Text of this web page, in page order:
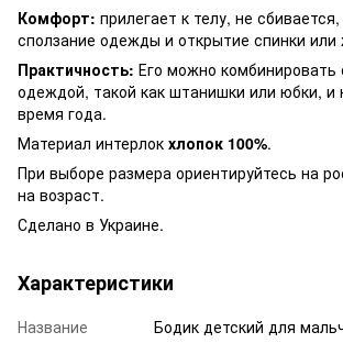
Комфорт: прилегает к телу, не
сползание одежды и открытие спинки или
Практичность: Его можно комбинировать
одеждой, такой как штанишки или юбки, и
время года.
Материал интерлок хлопок 100%.
При выборе размера ориентируйтесь на
на возраст.
Сделано в Украине.
Характеристики
Название
Бодик детский для